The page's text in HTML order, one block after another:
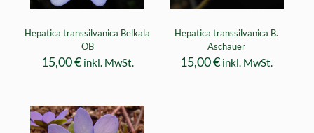
Hepatica transsilvanica Belkala
OB
15,00€ inkl. MwSt.
Hepatica transsilvanica B.
Aschauer
15,00€ inkl. MwSt.